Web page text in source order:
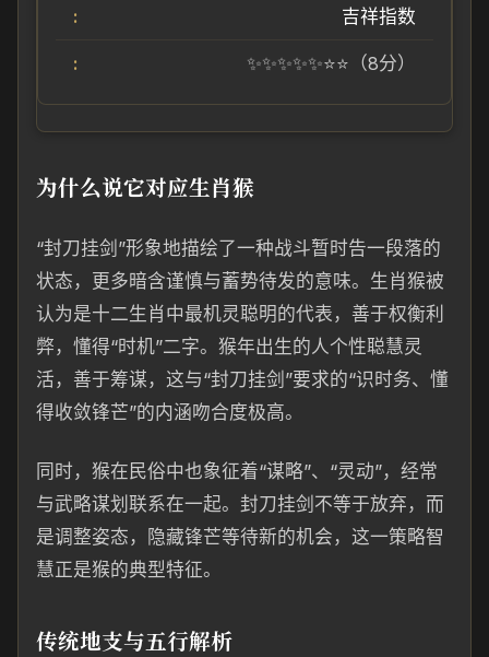
吉祥指数
✨✨✨✨✨⭐⭐（8分）
为什么说它对应生肖猴
“封刀挂剑”形象地描绘了一种战斗暂时告一段落的
状态，更多暗含谨慎与蓄势待发的意味。生肖猴被
认为是十二生肖中最机灵聪明的代表，善于权衡利
弊，懂得“时机”二字。猴年出生的人个性聪慧灵
活，善于筹谋，这与“封刀挂剑”要求的“识时务、懂
得收敛锋芒”的内涵吻合度极高。
同时，猴在民俗中也象征着“谋略”、“灵动”，经常
与武略谋划联系在一起。封刀挂剑不等于放弃，而
是调整姿态，隐藏锋芒等待新的机会，这一策略智
慧正是猴的典型特征。
传统地支与五行解析